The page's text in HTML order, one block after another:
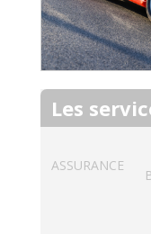
Les
ASSURANCE